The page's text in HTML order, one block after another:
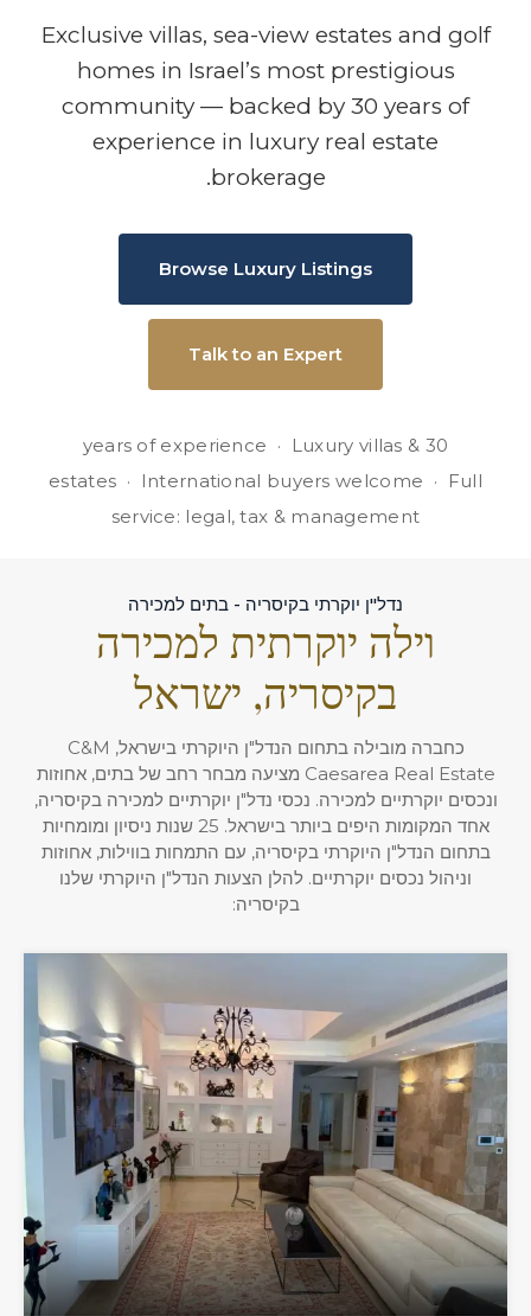
Exclusive villas, sea-view estates and golf
homes in Israel’s most prestigious
community — backed by 30 years of
experience in luxury real estate
brokerage.
Browse Luxury Listings
Talk to an Expert
30 years of experience · Luxury villas &
estates · International buyers welcome · Full
service: legal, tax & management
נדל"ן יוקרתי בקיסריה - בתים למכירה
וילה יוקרתית למכירה
בקיסריה, ישראל
כחברה מובילה בתחום הנדל"ן היוקרתי בישראל, C&M
Caesarea Real Estate מציעה מבחר רחב של בתים, אחוזות
ונכסים יוקרתיים למכירה. נכסי נדל"ן יוקרתיים למכירה בקיסריה,
אחד המקומות היפים ביותר בישראל. 25 שנות ניסיון ומומחיות
בתחום הנדל"ן היוקרתי בקיסריה, עם התמחות בווילות, אחוזות
וניהול נכסים יוקרתיים. להלן הצעות הנדל"ן היוקרתי שלנו
בקיסריה: